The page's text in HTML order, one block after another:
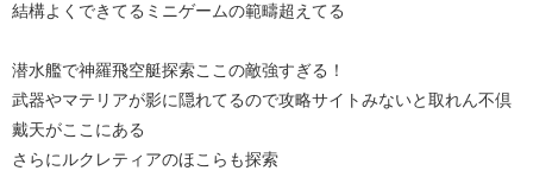
結構よくできてるミニゲームの範疇超えてる
潜水艦で神羅飛空艇探索ここの敵強すぎる！
武器やマテリアが影に隠れてるので攻略サイトみないと取れん不倶
戴天がここにある
さらにルクレティアのほこらも探索